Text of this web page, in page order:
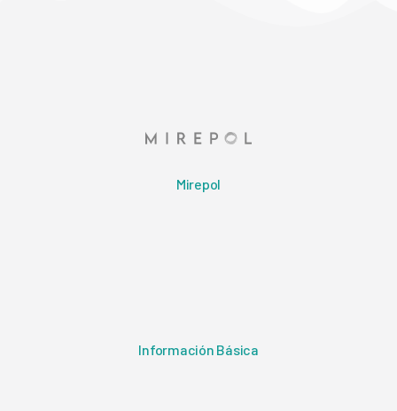
Mirepol
Información Básica